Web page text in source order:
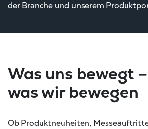
der Branche und unserem
Was uns bewegt
was wir bewegen
Ob Produktneuheiten,